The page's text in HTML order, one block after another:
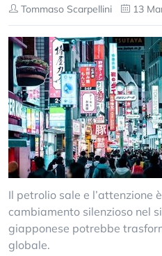
Tommaso Scarpellini 13
Il petrolio sale e l’attenzione
cambiamento silenzioso nel
giapponese potrebbe
globale.